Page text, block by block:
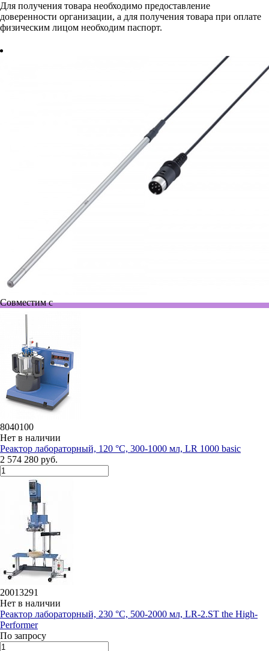
Для получения товара необходимо предоставление
доверенности организации, а для получения товара при оплате
физическим лицом необходим паспорт.
Совместим с
8040100
Нет в наличии
Реактор лабораторный, 120 °C, 300-1000 мл, LR 1000 basic
2 574 280 руб.
20013291
Нет в наличии
Реактор лабораторный, 230 °C, 500-2000 мл, LR-2.ST the High-
Performer
По запросу